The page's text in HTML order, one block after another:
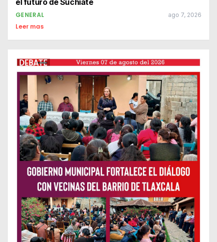
el futuro de Suchiate
GENERAL ago 7, 2026
Leer mas